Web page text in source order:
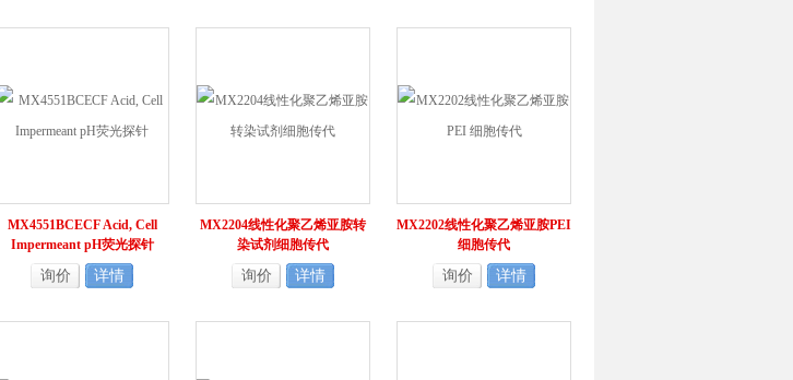
MX4551BCECF Acid, Cell
Impermeant pH荧光探针
询价 详情
MX2204线性化聚乙烯亚胺转
染试剂细胞传代
询价 详情
MX2202线性化聚乙烯亚胺PEI
细胞传代
询价 详情